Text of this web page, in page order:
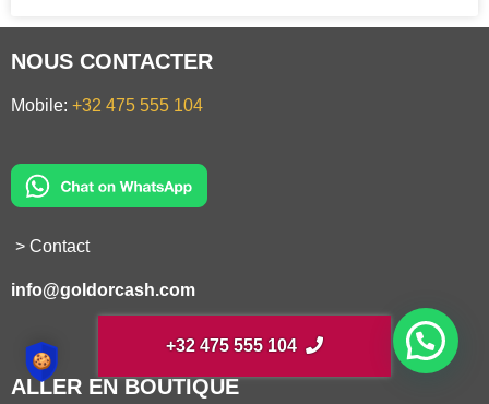
NOUS CONTACTER
Mobile: +32 475 555 104
> Contact
info@goldorcash.com
+32 475 555 104
ALLER EN BOUTIQUE